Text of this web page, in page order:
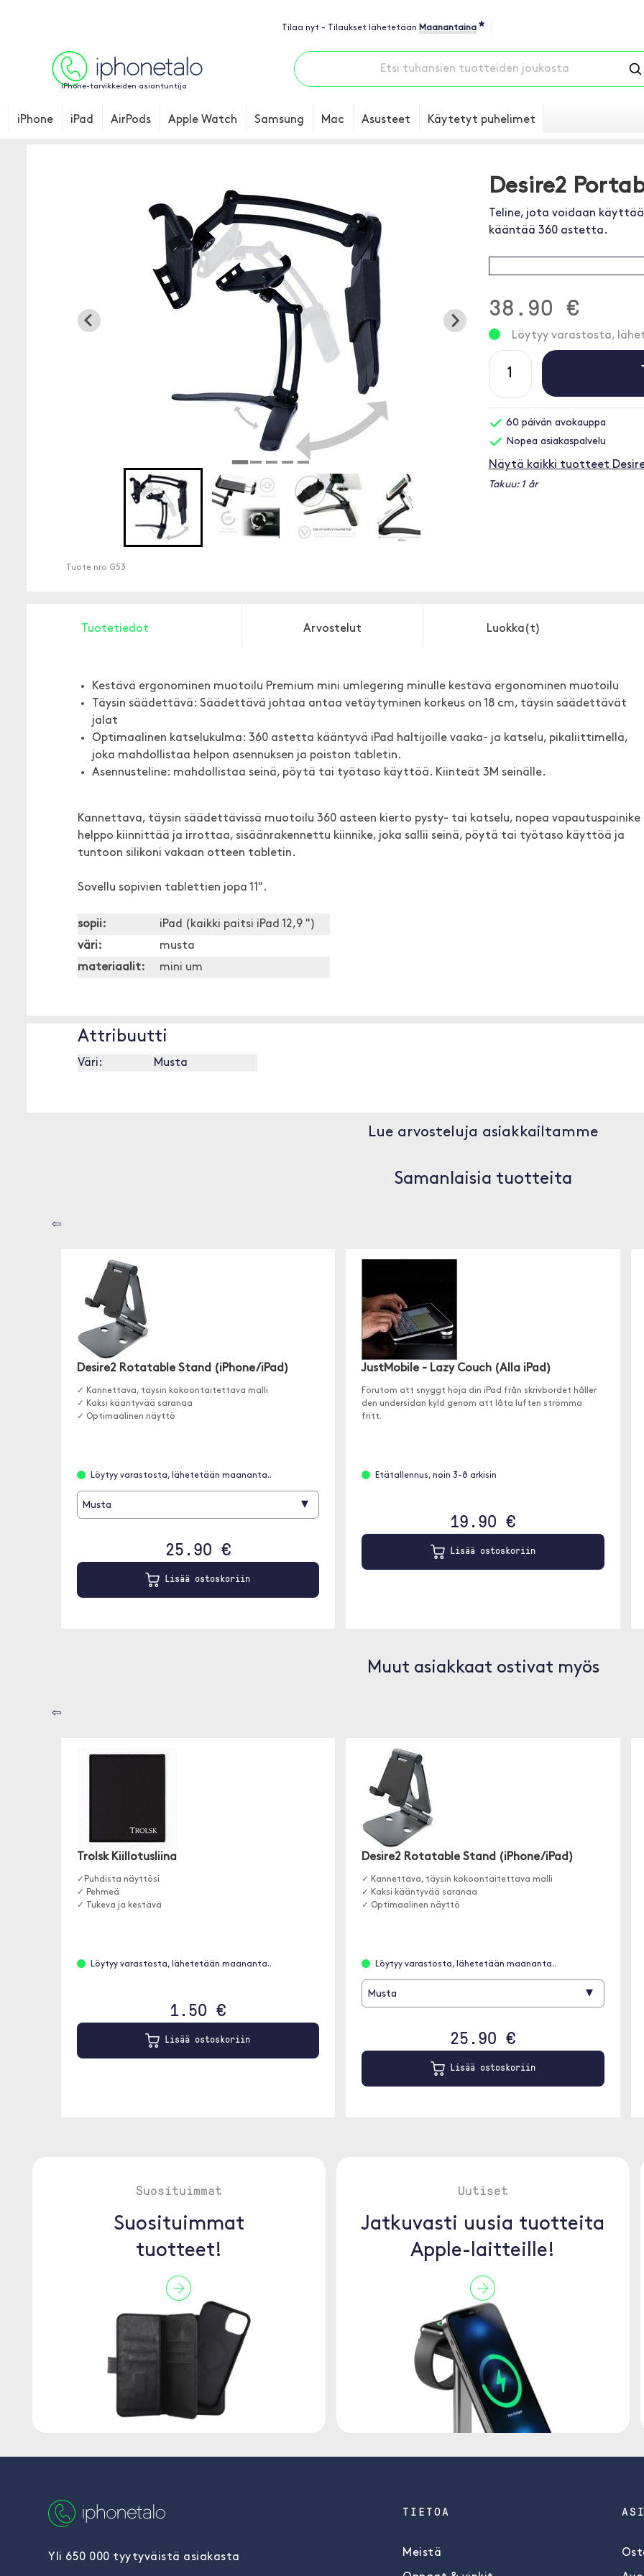
Tilaa nyt - Tilaukset lähetetään Maanantaina *
iPhone-tarvikkeiden asiantuntija
iPhone iPad AirPods Apple Watch Samsung Mac Asusteet Käytetyt puhelimet
Tuote nro G53
Desire2
Teline, jota voidaan
kääntää 360 astetta.
38.90 €
Löytyy varastosta,
60 päivän avokauppa
Nopea asiakaspalvelu
Näytä kaikki tuotteet
Takuu: 1 år
Tuotetiedot Arvostelut Luokka(t)
Kestävä ergonominen muotoilu Premium mini umlegering minulle kestävä ergonominen muotoilu
Täysin säädettävä: Säädettävä johtaa antaa vetäytyminen korkeus on 18 cm, täysin säädettävät
jalat
Optimaalinen katselukulma: 360 astetta kääntyvä iPad haltijoille vaaka- ja katselu, pikaliittimellä,
joka mahdollistaa helpon asennuksen ja poiston tabletin.
Asennusteline: mahdollistaa seinä, pöytä tai työtaso käyttöä. Kiinteät 3M seinälle.
Kannettava, täysin säädettävissä muotoilu 360 asteen kierto pysty- tai katselu, nopea vapautuspainike
helppo kiinnittää ja irrottaa, sisäänrakennettu kiinnike, joka sallii seinä, pöytä tai työtaso käyttöä ja
tuntoon silikoni vakaan otteen tabletin.
Sovellu sopivien tablettien jopa 11".
sopii:
iPad (kaikki paitsi iPad 12,9 ")
väri:
musta
materiaalit:
mini um
Attribuutti
Väri: Musta
Lue arvosteluja asiakkailtamme
Samanlaisia tuotteita
⇦
Desire2 Rotatable Stand (iPhone/iPad)
✓ Kannettava, täysin kokoontaitettava malli
✓ Kaksi kääntyvää saranaa
✓ Optimaalinen näyttö
Löytyy varastosta, lähetetään maananta..
Musta ▾
25.90 €
Lisää ostoskoriin
JustMobile - Lazy Couch (Alla iPad)
Förutom att snyggt höja din iPad från skrivbordet håller
den undersidan kyld genom att låta luften strömma
fritt.
Etätallennus, noin 3-8 arkisin
19.90 €
Lisää ostoskoriin
Muut asiakkaat ostivat myös
⇦
Trolsk Kiillotusliina
✓Puhdista näyttösi
✓ Pehmeä
✓ Tukeva ja kestävä
Löytyy varastosta, lähetetään maananta..
1.50 €
Lisää ostoskoriin
Desire2 Rotatable Stand (iPhone/iPad)
✓ Kannettava, täysin kokoontaitettava malli
✓ Kaksi kääntyvää saranaa
✓ Optimaalinen näyttö
Löytyy varastosta, lähetetään maananta..
Musta ▾
25.90 €
Lisää ostoskoriin
Suosituimmat
Suosituimmat
tuotteet!
Uutiset
Jatkuvasti uusia tuotteita
Apple-laitteille!
Yli 650 000 tyytyväistä asiakasta
TIETOA
Meistä